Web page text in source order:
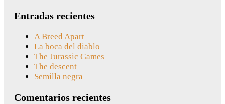
Entradas recientes
A Breed Apart
La boca del diablo
The Jurassic Games
The descent
Semilla negra
Comentarios recientes